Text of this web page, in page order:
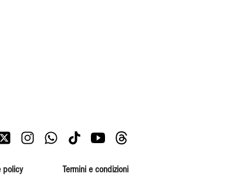
policy Termini e condizioni